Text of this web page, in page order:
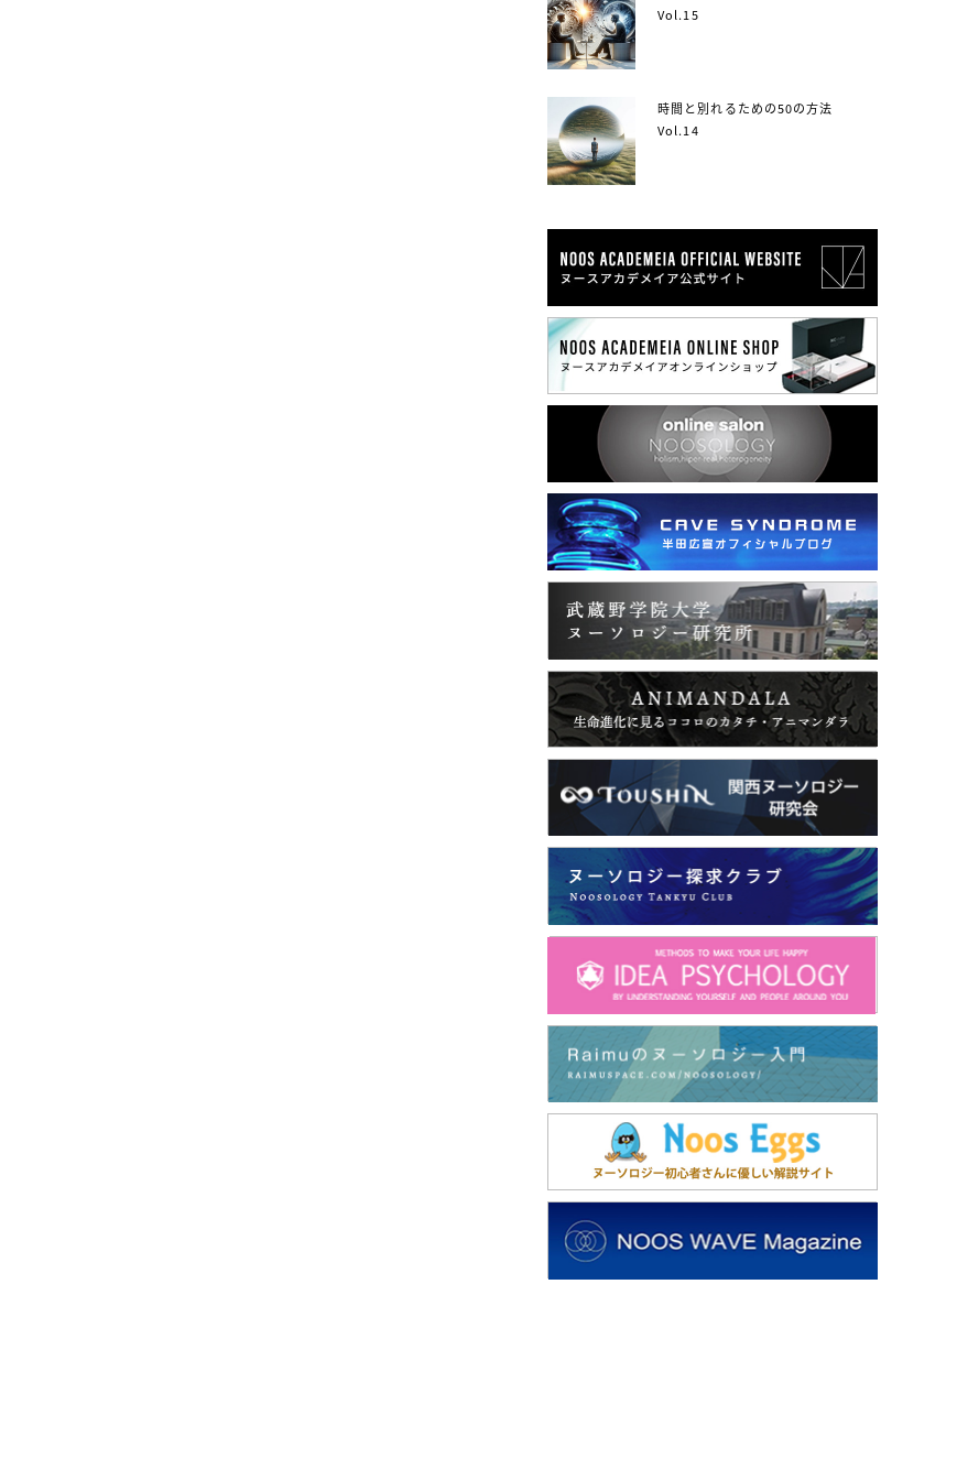
Vol.15
時間と別れるための50の方法
Vol.14